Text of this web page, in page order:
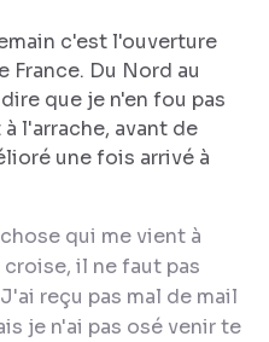
c'est l'ouverture
France. Du Nord au
que je n'en fou pas
l'arrache, avant de
une fois arrivé à
qui me vient à
il ne faut pas
reçu pas mal de mail
je n'ai pas osé venir te